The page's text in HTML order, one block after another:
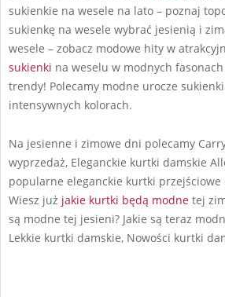
sukienkie na wesele na lato – poznaj
sukienkę na wesele wybrać jesienią i
wesele – zobacz modowe hity w
sukienki na weselu w modnych
trendy! Polecamy modne urocze
intensywnych kolorach.
Na jesienne i zimowe dni polecamy
wyprzedaż, Eleganckie kurtki damskie
popularne eleganckie kurtki przejściowe
Wiesz już jakie kurtki będą modne tej
są modne tej jesieni? Jakie są teraz
Lekkie kurtki damskie, Nowości kurtki